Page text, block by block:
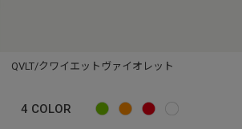
QVLT/クワイエットヴァイオレット
4 COLOR